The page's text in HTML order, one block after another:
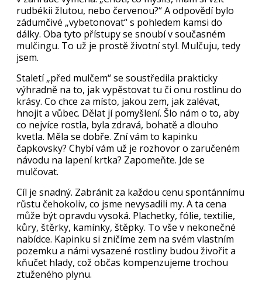
rudbékii žlutou, nebo červenou?“ A odpovědí bylo
zádumčivé „vybetonovat“ s pohledem kamsi do
dálky. Oba tyto přístupy se snoubí v současném
mulčingu. To už je prostě životní styl. Mulčuju, tedy
jsem.
Staletí „před mulčem“ se soustředila prakticky
výhradně na to, jak vypěstovat tu či onu rostlinu do
krásy. Co chce za místo, jakou zem, jak zalévat,
hnojit a vůbec. Dělat jí pomyšlení. Šlo nám o to, aby
co nejvíce rostla, byla zdravá, bohatě a dlouho
kvetla. Měla se dobře. Zní vám to kapinku
čapkovsky? Chybí vám už je rozhovor o zaručeném
návodu na lapení krtka? Zapomeňte. Jde se
mulčovat.
Cíl je snadný. Zabránit za každou cenu spontánnímu
růstu čehokoliv, co jsme nevysadili my. A ta cena
může být opravdu vysoká. Plachetky, fólie, textilie,
kůry, štěrky, kamínky, štěpky. To vše v nekonečné
nabídce. Kapinku si zničíme zem na svém vlastním
pozemku a námi vysazené rostliny budou živořit a
kňučet hlady, což občas kompenzujeme trochou
ztuženého plynu.